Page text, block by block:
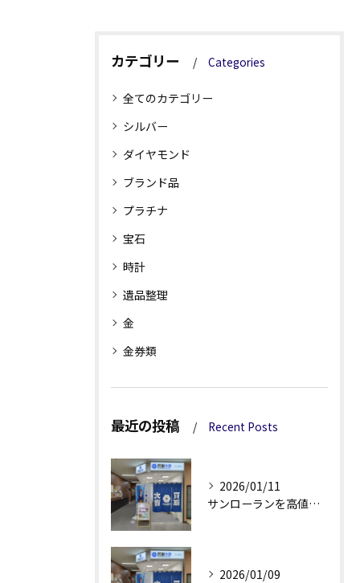
カテゴリー Categories
全てのカテゴリー
シルバー
ダイヤモンド
ブランド品
プラチナ
宝石
時計
遺品整理
金
金券類
最近の投稿 Recent Posts
2026/01/11
サンローランを高値で売るための買取活用術と査定額アップのコツ解説
2026/01/09